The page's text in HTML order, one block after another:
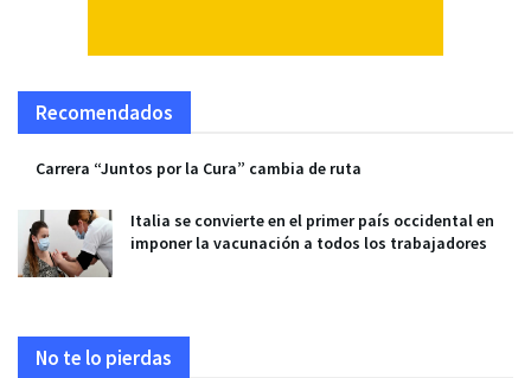
Recomendados
Carrera “Juntos por la Cura” cambia de ruta
Italia se convierte en el primer país occidental en
imponer la vacunación a todos los trabajadores
No te lo pierdas